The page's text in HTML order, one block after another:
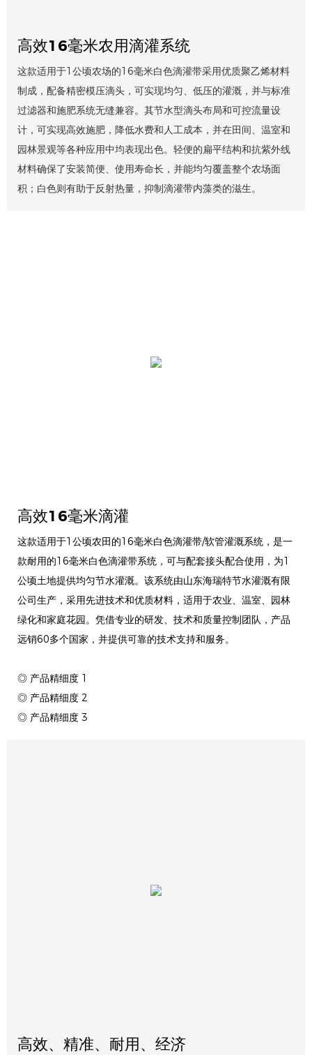
高效16毫米农用滴灌系统
这款适用于1公顷农场的16毫米白色滴灌带采用优质聚乙烯材料
制成，配备精密模压滴头，可实现均匀、低压的灌溉，并与标准
过滤器和施肥系统无缝兼容。其节水型滴头布局和可控流量设
计，可实现高效施肥，降低水费和人工成本，并在田间、温室和
园林景观等各种应用中均表现出色。轻便的扁平结构和抗紫外线
材料确保了安装简便、使用寿命长，并能均匀覆盖整个农场面
积；白色则有助于反射热量，抑制滴灌带内藻类的滋生。
高效16毫米滴灌
这款适用于1公顷农田的16毫米白色滴灌带/软管灌溉系统，是一
款耐用的16毫米白色滴灌带系统，可与配套接头配合使用，为1
公顷土地提供均匀节水灌溉。该系统由山东海瑞特节水灌溉有限
公司生产，采用先进技术和优质材料，适用于农业、温室、园林
绿化和家庭花园。凭借专业的研发、技术和质量控制团队，产品
远销60多个国家，并提供可靠的技术支持和服务。
◎ 产品精细度 1
◎ 产品精细度 2
◎ 产品精细度 3
高效、精准、耐用、经济